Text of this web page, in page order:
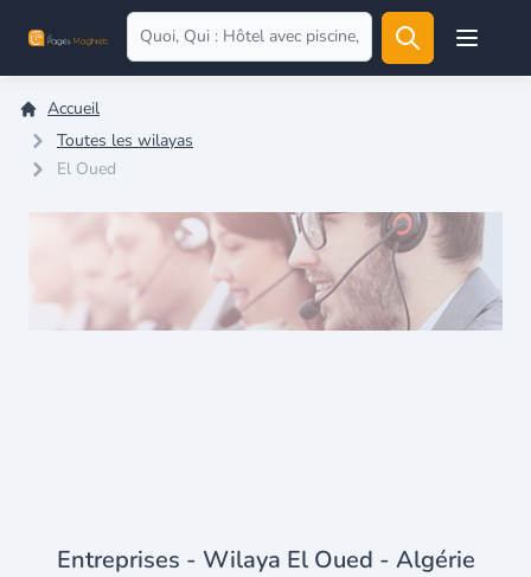
Open
Accueil
Toutes les wilayas
El Oued
Entreprises - Wilaya El Oued - Algérie